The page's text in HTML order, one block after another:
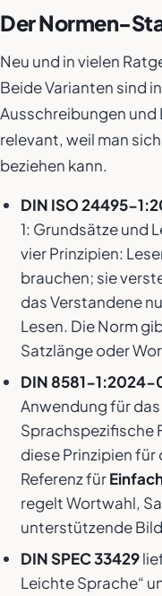
Der Normen-
Neu und in vielen
Beide Varianten sind
Ausschreibungen
relevant, weil man
beziehen kann.
DIN ISO 24495-
1: Grundsätze und
vier Prinzipien:
brauchen; sie
das Verstandene
Lesen. Die Norm
Satzlänge oder
DIN 8581-1:2024-
Anwendung für das
Sprachspezifische
diese Prinzipien
Referenz für
regelt Wortwahl,
unterstützende
DIN SPEC 33429
Leichte Sprache“